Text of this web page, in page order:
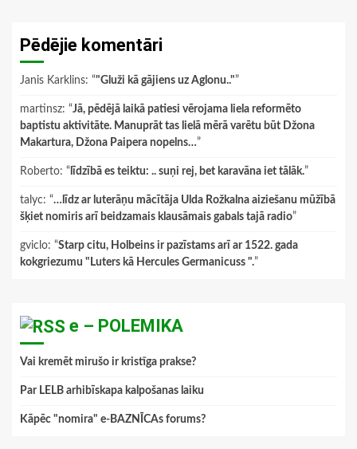
Pēdējie komentāri
Janis Karklins: “"Gluži kā gājiens uz Aglonu.."”
martinsz: “Jā, pēdējā laikā patiesi vērojama liela reformēto
baptistu aktivitāte. Manuprāt tas lielā mērā varētu būt Džona
Makartura, Džona Paipera nopelns…”
Roberto: “ līdzībā es teiktu: .. suņi rej, bet karavāna iet tālāk.”
talyc: “…līdz ar luterāņu mācītāja Ulda Rožkalna aiziešanu mūžībā
šķiet nomiris arī beidzamais klausāmais gabals tajā radio”
gviclo: “Starp citu, Holbeins ir pazīstams arī ar 1522. gada
kokgriezumu "Luters kā Hercules Germanicuss ".”
e – POLEMIKA
Vai kremēt mirušo ir kristīga prakse?
Par LELB arhibīskapa kalpošanas laiku
Kāpēc "nomira" e-BAZNĪCAs forums?